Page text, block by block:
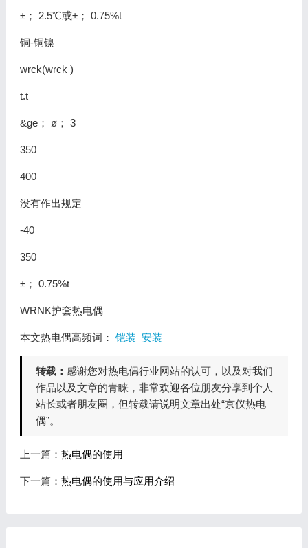
±； 2.5℃或±； 0.75%t
铜-铜镍
wrck(wrck )
t.t
&ge； ø； 3
350
400
没有作出规定
-40
350
±； 0.75%t
WRNK护套热电偶
本文热电偶高频词： 铠装 安装
转载： 感谢您对热电偶行业网站的认可，以及对我们
作品以及文章的青睐，非常欢迎各位朋友分享到个人
站长或者朋友圈，但转载请说明文章出处“京仪热电
偶”。
上一篇： 热电偶的使用
下一篇： 热电偶的使用与应用介绍